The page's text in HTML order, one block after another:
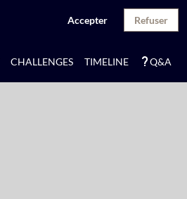
CHALLENGES TIMELINE Q&A
Accepter Refuser